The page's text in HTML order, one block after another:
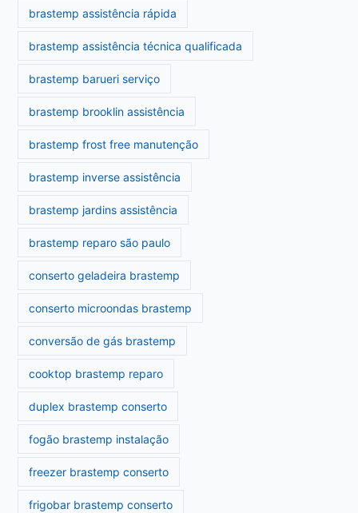
brastemp assistência rápida
brastemp assistência técnica qualificada
brastemp barueri serviço
brastemp brooklin assistência
brastemp frost free manutenção
brastemp inverse assistência
brastemp jardins assistência
brastemp reparo são paulo
conserto geladeira brastemp
conserto microondas brastemp
conversão de gás brastemp
cooktop brastemp reparo
duplex brastemp conserto
fogão brastemp instalação
freezer brastemp conserto
frigobar brastemp conserto